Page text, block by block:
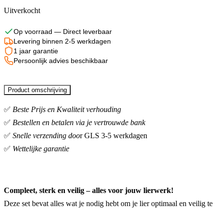
Uitverkocht
Op voorraad — Direct leverbaar
Levering binnen 2-5 werkdagen
1 jaar garantie
Persoonlijk advies beschikbaar
Product omschrijving
✅ Beste Prijs en Kwaliteit verhouding
✅ Bestellen en betalen via je vertrouwde bank
✅ Snelle verzending door GLS 3-5 werkdagen
✅ Wettelijke garantie
Compleet, sterk en veilig – alles voor jouw lierwerk!
Deze set bevat alles wat je nodig hebt om je lier optimaal en veilig te